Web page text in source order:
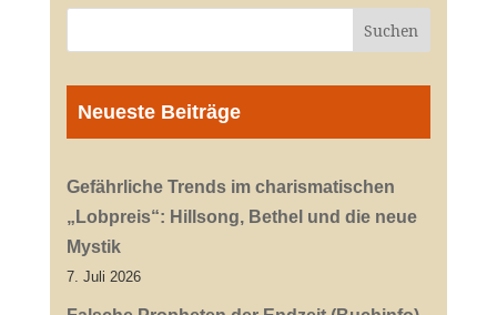
Neueste Beiträge
Gefährliche Trends im charismatischen
„Lobpreis“: Hillsong, Bethel und die neue
Mystik
7. Juli 2026